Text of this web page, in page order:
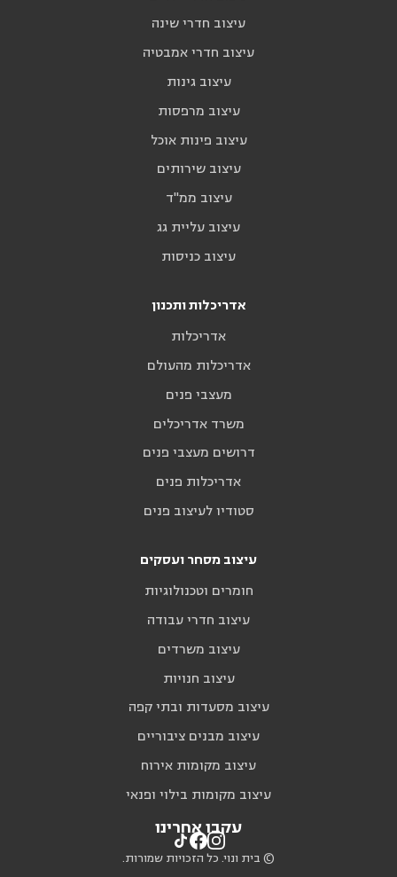
עיצוב חדרי שינה
עיצוב חדרי אמבטיה
עיצוב גינות
עיצוב מרפסות
עיצוב פינות אוכל
עיצוב שירותים
עיצוב ממ"ד
עיצוב עליית גג
עיצוב כניסות
אדריכלות ותכנון
אדריכלות
אדריכלות מהעולם
מעצבי פנים
משרד אדריכלים
דרושים מעצבי פנים
אדריכלות פנים
סטודיו לעיצוב פנים
עיצוב מסחר ועסקים
חומרים וטכנולוגיות
עיצוב חדרי עבודה
עיצוב משרדים
עיצוב חנויות
עיצוב מסעדות ובתי קפה
עיצוב מבנים ציבוריים
עיצוב מקומות אירוח
עיצוב מקומות בילוי ופנאי
עקבו אחרינו
© בית ונוי. כל הזכויות שמורות.